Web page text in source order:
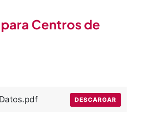
Centros de
DESCARGAR